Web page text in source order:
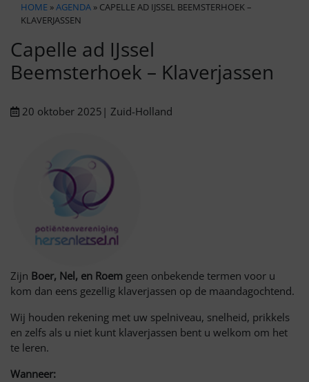
HOME »AGENDA » CAPELLE AD IJSSEL BEEMSTERHOEK –
KLAVERJASSEN
Capelle ad IJssel
Beemsterhoek – Klaverjassen
20 oktober 2025 | Zuid-Holland
Zijn Boer, Nel, en Roem geen onbekende termen voor u
kom dan eens gezellig klaverjassen op de maandagochtend.
Wij houden rekening met uw spelniveau, snelheid, prikkels
en zelfs als u niet kunt klaverjassen bent u welkom om het
te leren.
Wanneer: